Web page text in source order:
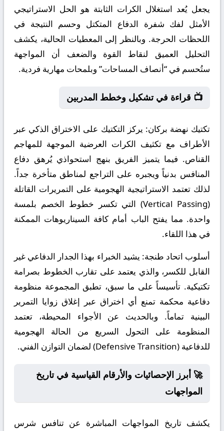
يجعل يُعد استغلال الكرات الثابتة هو الحل الاستراتيجي
الأمثل لفك شفرة الدفاع المتكتل وحسم النتيجة في
اللحظات الحرجة. وبالنظر إلى المعطيات الحالية، يكشف
التحليل العميق لنقاط القوة والضعف أن المواجهة
ستُحسم في “أنصاف المساحات” وبلمحات مهارية فردية.
📺 قراءة في تشكيل وخطط المدربين
تكتيك نهضة بركان: يركز التكتيك على الاختراق الذكي عبر
الأطراف مع تكثيف الكرات العرضية الموجهة للمهاجم
القناص. فيما يتميز الفريق بنهج استحواذي يُرهق دفاع
المنافس بدنياً ويجبره على التراجع لمناطق متأخرة جداً.
لذلك تعتمد الاستراتيجية الهجومية على التمريرات القاتلة
(Vertical Passing) التي تكسر خطوط الخصم بلمسة
واحدة. مما يفتح الباب أمام كافة السيناريوهات الممكنة
في هذا اللقاء.
أسلوب اتحاد طنجة: يشيد الخبراء بهذا الجدار الدفاعي غير
القابل للكسر، والذي يعتمد على تقارب الخطوط بصرامة
تكتيكية. تأسيساً على ما سبق، تطبق المجموعة منظومة
دفاعية محكمة تمنع أي اختراق عبر إغلاق زوايا التمرير
البينية تماماً. وبالحديث عن الأجواء المحيطة، تعتمد
المنظومة على التحول السريع من الحالة الهجومية
للدفاعية (Defensive Transition) لضمان التوازن الفني.
🚀 أبرز الإحصائيات والأرقام القياسية في تاريخ
المواجهات
يكشف تاريخ المواجهات المباشرة عن تنافس شرس